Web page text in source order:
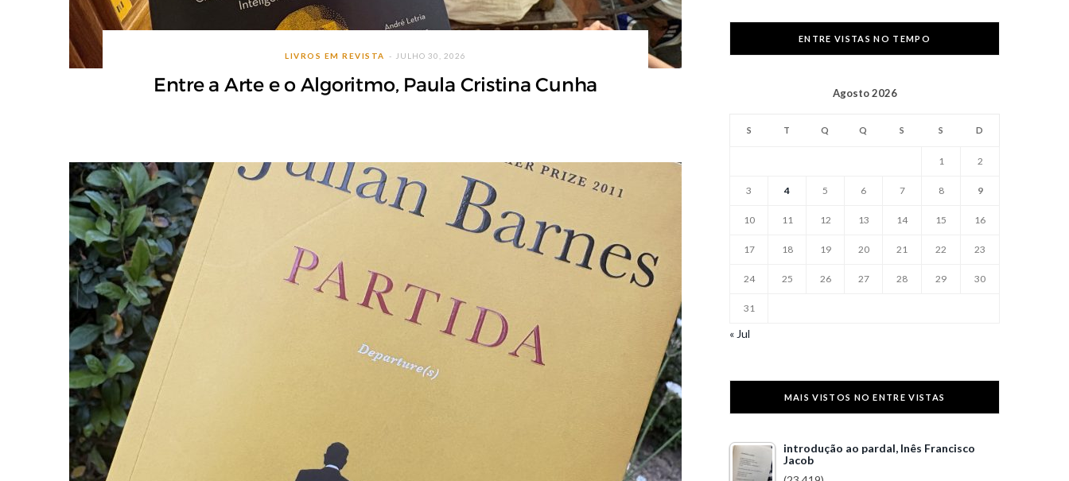
LIVROS EM REVISTA JULHO 30, 2026
Entre a Arte e o Algoritmo, Paula Cristina Cunha
ENTRE VISTAS NO TEMPO
Agosto 2026
S T Q Q S S D
1 2
3 4 5 6 7 8 9
10 11 12 13 14 15 16
17 18 19 20 21 22 23
24 25 26 27 28 29 30
31
« Jul
MAIS VISTOS NO ENTRE VISTAS
introdução ao pardal, Inês Francisco
Jacob